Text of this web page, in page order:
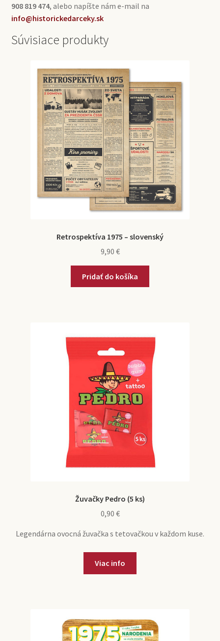
908 819 474, alebo napíšte nám e-mail na
info@historickedarceky.sk
Súvisiace produkty
Retrospektíva 1975 – slovenský
9,90 €
Pridať do košíka
Žuvačky Pedro (5 ks)
0,90 €
Legendárna ovocná žuvačka s tetovačkou v každom kuse.
Viac info